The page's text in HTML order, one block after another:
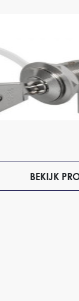
BEKIJK